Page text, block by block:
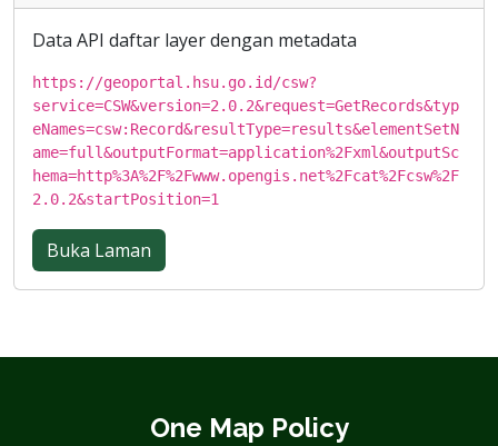
Data API daftar layer dengan metadata
https://geoportal.hsu.go.id/csw?
service=CSW&version=2.0.2&request=GetRecords&typ
eNames=csw:Record&resultType=results&elementSetN
ame=full&outputFormat=application%2Fxml&outputSc
hema=http%3A%2F%2Fwww.opengis.net%2Fcat%2Fcsw%2F
2.0.2&startPosition=1
Buka Laman
One Map Policy